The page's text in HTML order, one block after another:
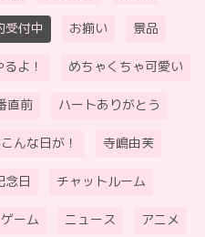
受付中 お揃い 景品
よ！ めちゃくちゃ可愛い
直前 ハートありがとう
んな日が！ 寺嶋由芙
念日 チャットルーム
ゲーム ニュース アニメ